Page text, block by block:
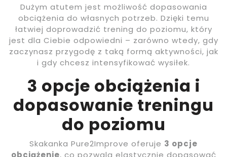
Dużym atutem jest możliwość dopasowania
obciążenia do własnych potrzeb. Dzięki temu
łatwiej doprowadzić trening do poziomu, który
jest dla Ciebie odpowiedni – zarówno wtedy, gdy
zaczynasz przygodę z taką formą aktywności, jak
i gdy chcesz intensyfikować wysiłek.
3 opcje obciążenia i
dopasowanie treningu
do poziomu
Skakanka Pure2Improve oferuje 3 opcje
obciążenie, co pozwala elastycznie dopasować